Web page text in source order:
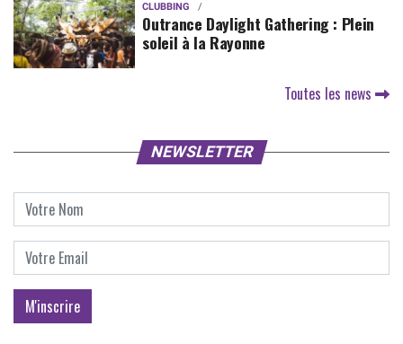
CLUBBING
Outrance Daylight Gathering : Plein
soleil à la Rayonne
Toutes les news
NEWSLETTER